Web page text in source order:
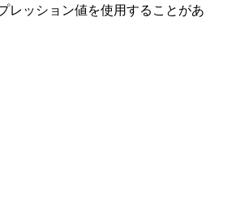
レッション値を使用することがあ